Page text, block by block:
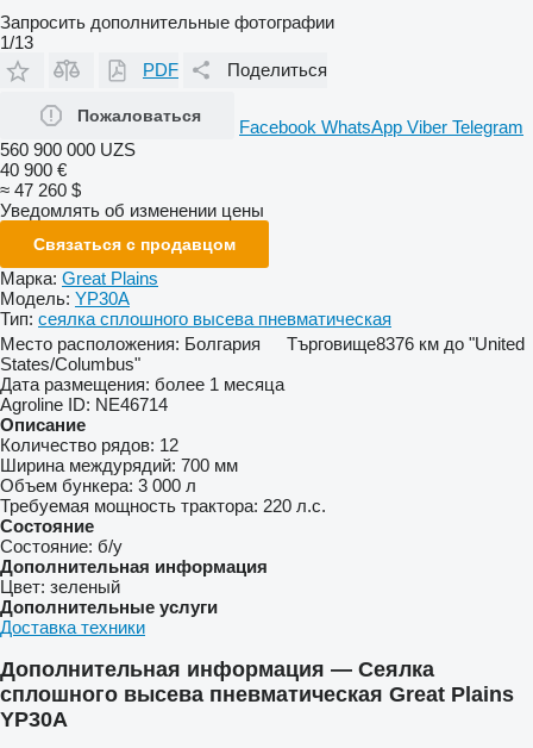
Запросить дополнительные фотографии
1/13
PDF
Поделиться
Пожаловаться
Facebook WhatsApp Viber Telegram
560 900 000 UZS
40 900 €
≈ 47 260 $
Уведомлять об изменении цены
Связаться с продавцом
Марка: Great Plains
Модель: YP30A
Тип: сеялка сплошного высева пневматическая
Место расположения: Болгария Търговище8376 км до "United
States/Columbus"
Дата размещения: более 1 месяца
Agroline ID: NE46714
Описание
Количество рядов: 12
Ширина междурядий: 700 мм
Объем бункера: 3 000 л
Требуемая мощность трактора: 220 л.с.
Состояние
Состояние: б/у
Дополнительная информация
Цвет: зеленый
Дополнительные услуги
Доставка техники
Дополнительная информация — Сеялка
сплошного высева пневматическая Great Plains
YP30A